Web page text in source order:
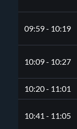
09:59 - 10:19
10:09 - 10:27
10:20 - 11:01
10:41 - 11:05